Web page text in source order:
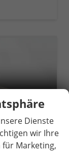
Dienste
wir Ihre
Marketing,